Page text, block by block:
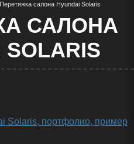
Перетяжка салона Hyundai Solaris
САЛОНА
SOLARIS